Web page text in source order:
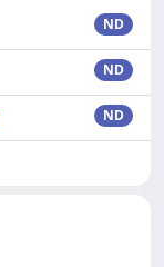
ND
ND
ND